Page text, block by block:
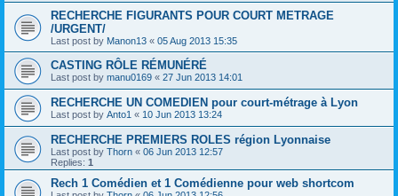
RECHERCHE FIGURANTS POUR COURT METRAGE
/URGENT/
Last post by Manon13 « 05 Aug 2013 15:35
CASTING RÔLE RÉMUNÉRÉ
Last post by manu0169 « 27 Jun 2013 14:01
RECHERCHE UN COMEDIEN pour court-métrage à Lyon
Last post by Anto1 « 10 Jun 2013 13:24
RECHERCHE PREMIERS ROLES région Lyonnaise
Last post by Thorn « 06 Jun 2013 12:57
Replies: 1
Rech 1 Comédien et 1 Comédienne pour web shortcom